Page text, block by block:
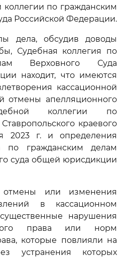
коллегии по гражданским
Российской Федерации.
дела, обсудив доводы
Судебная коллегия по
Верховного Суда
находит, что имеются
кассационной
отмены апелляционного
коллегии по
краевого
2023 г. и определения
по гражданским делам
суда общей юрисдикции
или изменения
в кассационном
нарушения
права или норм
которые повлияли на
устранения которых